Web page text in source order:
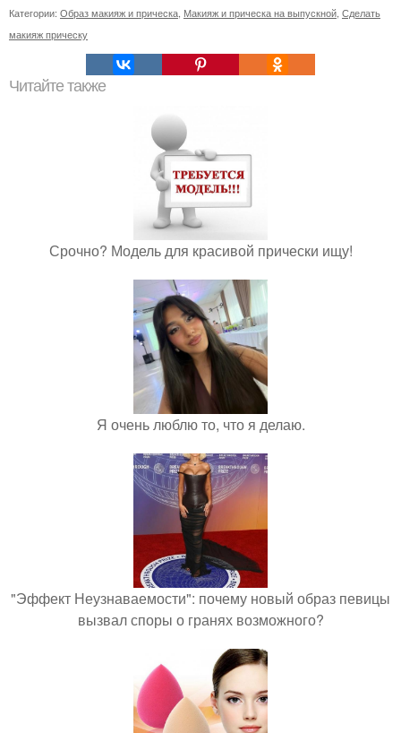
Категории: Образ макияж и прическа Макияж и прическа на выпускной Сделать
макияж прическу
Читайте также
Срочно? Модель для красивой прически ищу!
Я очень люблю то, что я делаю.
"Эффект Неузнаваемости": почему новый образ певицы
вызвал споры о гранях возможного?